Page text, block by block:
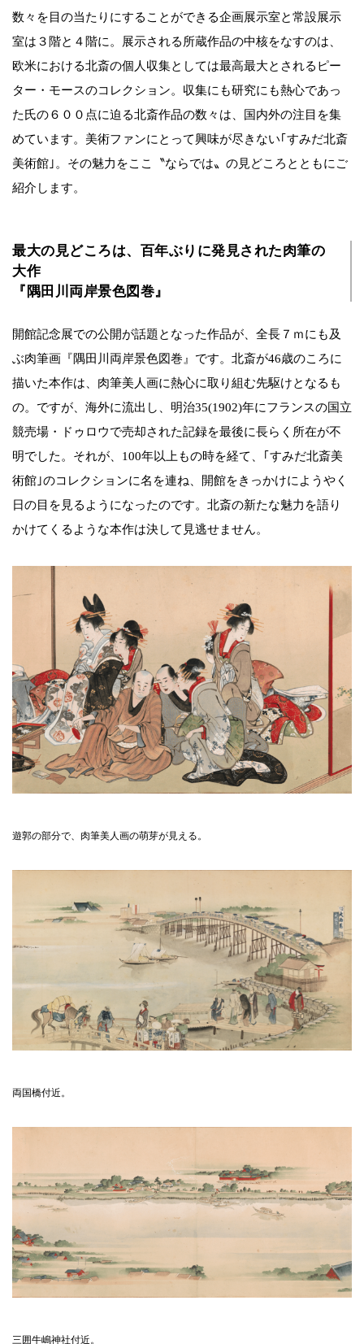
数々を目の当たりにすることができる企画展示室と常設展示
室は３階と４階に。展示される所蔵作品の中核をなすのは、
欧米における北斎の個人収集としては最高最大とされるピー
ター・モースのコレクション。収集にも研究にも熱心であっ
た氏の６００点に迫る北斎作品の数々は、国内外の注目を集
めています。美術ファンにとって興味が尽きない｢すみだ北斎
美術館｣。その魅力をここ〝ならでは〟の見どころとともにご
紹介します。
最大の見どころは、百年ぶりに発見された肉筆の
大作
『隅田川両岸景色図巻』
開館記念展での公開が話題となった作品が、全長７ｍにも及
ぶ肉筆画『隅田川両岸景色図巻』です。北斎が46歳のころに
描いた本作は、肉筆美人画に熱心に取り組む先駆けとなるも
の。ですが、海外に流出し、明治35(1902)年にフランスの国立
競売場・ドゥロウで売却された記録を最後に長らく所在が不
明でした。それが、100年以上もの時を経て、｢すみだ北斎美
術館｣のコレクションに名を連ね、開館をきっかけにようやく
日の目を見るようになったのです。北斎の新たな魅力を語り
かけてくるような本作は決して見逃せません。
遊郭の部分で、肉筆美人画の萌芽が見える。
両国橋付近。
三囲牛嶋神社付近。